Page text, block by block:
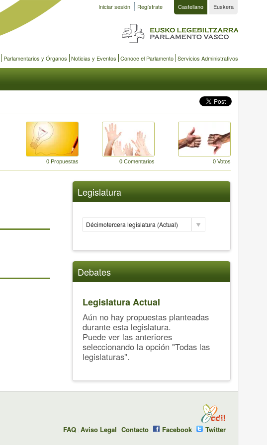
Iniciar sesión Regístrate Castellano Euskera
Parlamentarios y Órganos Noticias y Eventos Conoce el Parlamento Servicios Administrativos
0 Propuestas 0 Comentarios 0 Votos
Legislatura
Décimotercera legislatura (Actual)
Debates
Legislatura Actual
Aún no hay propuestas planteadas
durante esta legislatura.
Puede ver las anteriores
seleccionando la opción "Todas las
legislaturas".
FAQ Aviso Legal Contacto Facebook Twitter